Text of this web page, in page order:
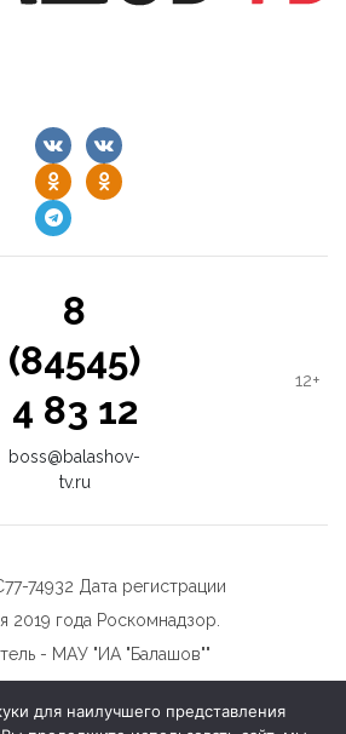
8
(84545)
4 83 12
boss@balashov-
tv.ru
12+
74932 Дата регистрации
2019 года Роскомнадзор.
- МАУ "ИА "Балашов""
для наилучшего представления